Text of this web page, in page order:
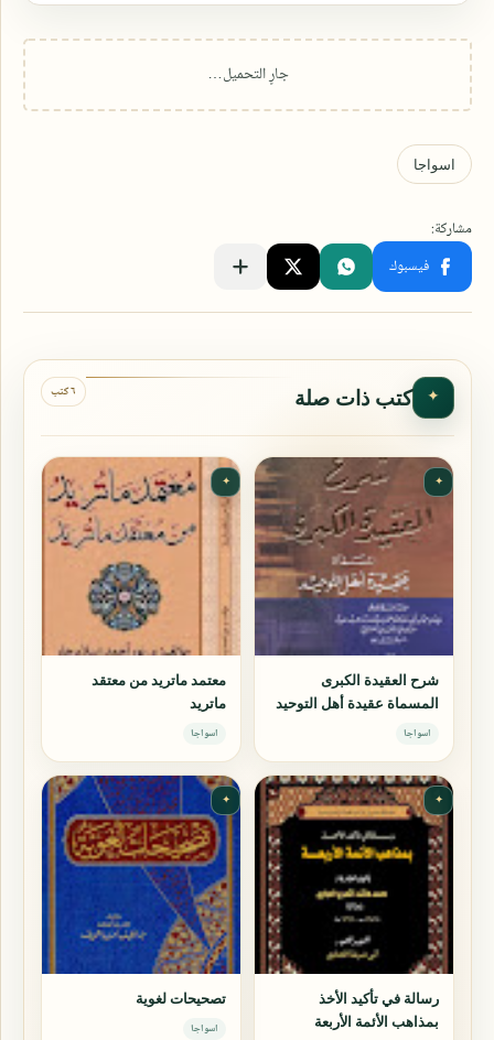
✦ كتب ذات صلة ٦ كتب
✦
شرح العقيدة الكبرى
المسماة عقيدة أهل التوحيد
اسواجا
✦
معتمد ماتريد من معتقد
ماتريد
اسواجا
✦
رسالة في تأكيد الأخذ
بمذاهب الأئمة الأربعة
✦
تصحيحات لغوية
اسواجا